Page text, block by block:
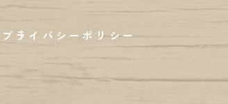
プライバシーポリシー